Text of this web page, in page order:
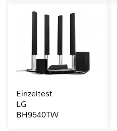
Einzeltest
LG
BH9540TW